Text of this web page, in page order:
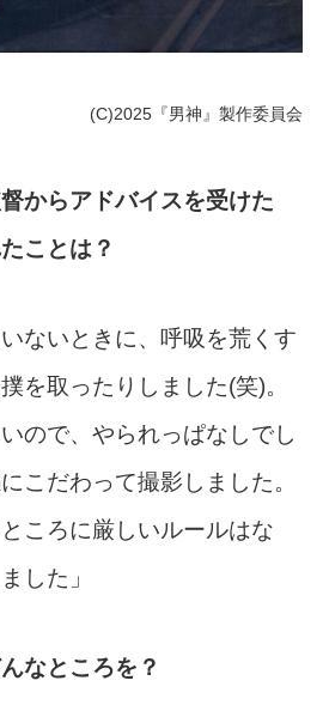
(C)2025『男神』製作委員会
からアドバイスを受けた
ことは？
いないときに、呼吸を荒くす
を取ったりしました(笑)。
ので、やられっぱなしでし
こだわって撮影しました。
ころに厳しいルールはな
した」
なところを？